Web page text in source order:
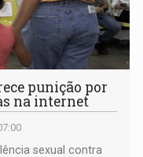
punição por
na internet
sexual contra